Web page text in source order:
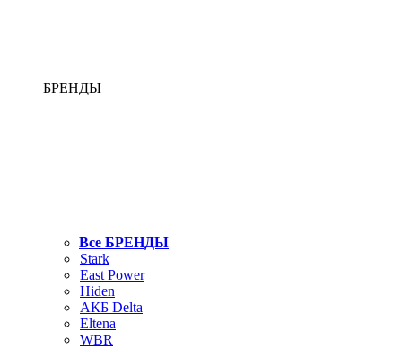
БРЕНДЫ
Все БРЕНДЫ
Stark
East Power
Hiden
АКБ Delta
Eltena
WBR